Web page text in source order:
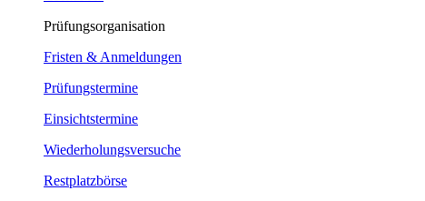
Prüfungsorganisation
Fristen & Anmeldungen
Prüfungstermine
Einsichtstermine
Wiederholungsversuche
Restplatzbörse